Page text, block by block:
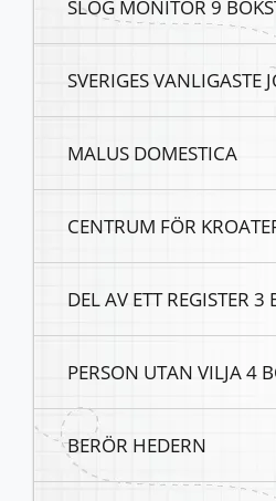
SLOG MONITOR 9
SVERIGES VANLIGASTE
MALUS DOMESTICA
CENTRUM FÖR
DEL AV ETT REGISTER 3
PERSON UTAN VILJA 4
BERÖR HEDERN